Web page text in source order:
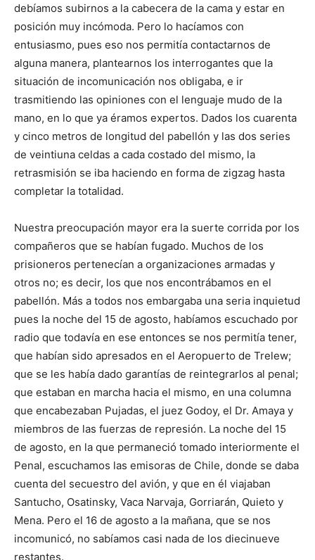
debíamos subirnos a la cabecera de la cama y estar en
posición muy incómoda. Pero lo hacíamos con
entusiasmo, pues eso nos permitía contactarnos de
alguna manera, plantearnos los interrogantes que la
situación de incomunicación nos obligaba, e ir
trasmitiendo las opiniones con el lenguaje mudo de la
mano, en lo que ya éramos expertos. Dados los cuarenta
y cinco metros de longitud del pabellón y las dos series
de veintiuna celdas a cada costado del mismo, la
retrasmisión se iba haciendo en forma de zigzag hasta
completar la totalidad.
Nuestra preocupación mayor era la suerte corrida por los
compañeros que se habían fugado. Muchos de los
prisioneros pertenecían a organizaciones armadas y
otros no; es decir, los que nos encontrábamos en el
pabellón. Más a todos nos embargaba una seria inquietud
pues la noche del 15 de agosto, habíamos escuchado por
radio que todavía en ese entonces se nos permitía tener,
que habían sido apresados en el Aeropuerto de Trelew;
que se les había dado garantías de reintegrarlos al penal;
que estaban en marcha hacia el mismo, en una columna
que encabezaban Pujadas, el juez Godoy, el Dr. Amaya y
miembros de las fuerzas de represión. La noche del 15
de agosto, en la que permaneció tomado interiormente el
Penal, escuchamos las emisoras de Chile, donde se daba
cuenta del secuestro del avión, y que en él viajaban
Santucho, Osatinsky, Vaca Narvaja, Gorriarán, Quieto y
Mena. Pero el 16 de agosto a la mañana, que se nos
incomunicó, no sabíamos casi nada de los diecinueve
restantes.